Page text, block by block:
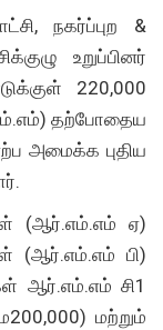
நகர்ப்புற &
உறுப்பினர்
220,000
தற்போதைய
அமைக்க புதிய
(ஆர்.எம்.எம் ஏ)
(ஆர்.எம்.எம் பி)
ஆர்.எம்.எம் சி1
மற்றும்